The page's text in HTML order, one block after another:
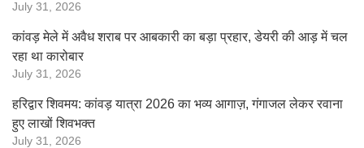
July 31, 2026
कांवड़ मेले में अवैध शराब पर आबकारी का बड़ा प्रहार, डेयरी की आड़ में चल
रहा था कारोबार
July 31, 2026
हरिद्वार शिवमय: कांवड़ यात्रा 2026 का भव्य आगाज़, गंगाजल लेकर रवाना
हुए लाखों शिवभक्त
July 31, 2026